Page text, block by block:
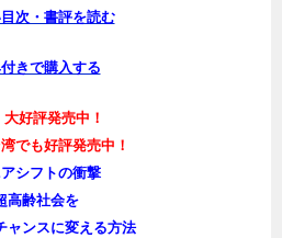
次・書評を読む
きで購入する
大好評発売中！
でも好評発売中！
シフトの衝撃
高齢社会を
ャンスに変える方法